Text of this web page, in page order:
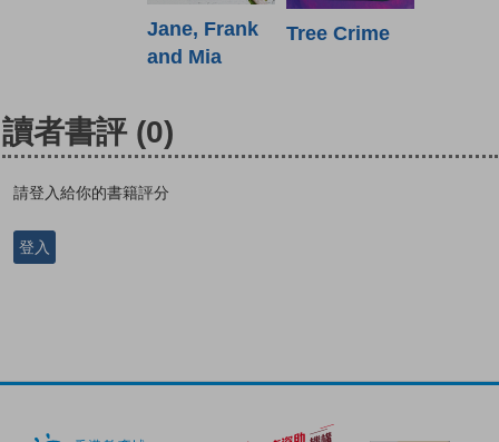
Jane, Frank
and Mia
Tree Crime
讀者書評 (0)
請登入給你的書籍評分
登入